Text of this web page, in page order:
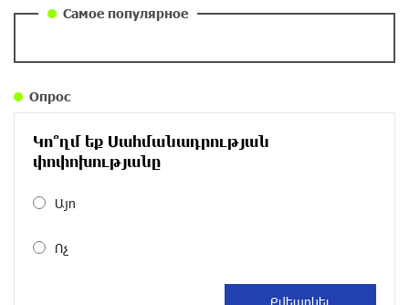
около одного месяца назад
Размик Марукян стал обладателем бронзовой
избежать энергодефицита в Армении: Алексей
Самое популярное
Опрос
Կո՞ղմ եք Սահմանադրության
փոփոխությանը
Այո
Ոչ